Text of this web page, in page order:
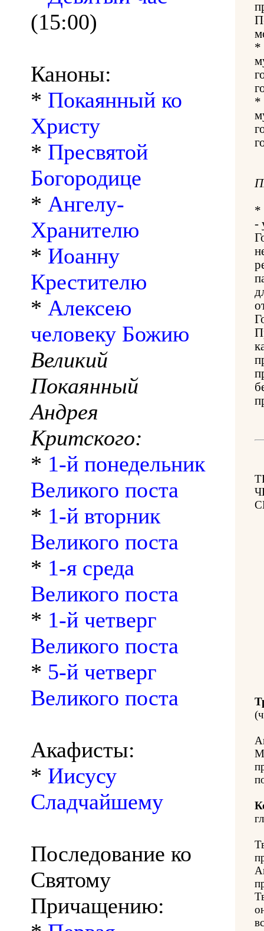
(15:00)
Каноны:
* Покаянный ко
Христу
* Пресвятой
Богородице
* Ангелу-
Хранителю
* Иоанну
Крестителю
* Алексею
человеку Божию
Великий
Покаянный
Андрея
Критского:
* 1-й понедельник
Великого поста
* 1-й вторник
Великого поста
* 1-я среда
Великого поста
* 1-й четверг
Великого поста
* 5-й четверг
Великого поста
Акафисты:
* Иисусу
Сладчайшему
Последование ко
Святому
Причащению:
*
*
*
-